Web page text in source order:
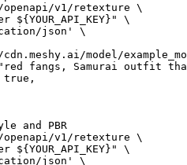
v1/retexture \
\
json'
\
model/
fangs, Samurai outfit
and PBR
v1/retexture \
\
json'
\